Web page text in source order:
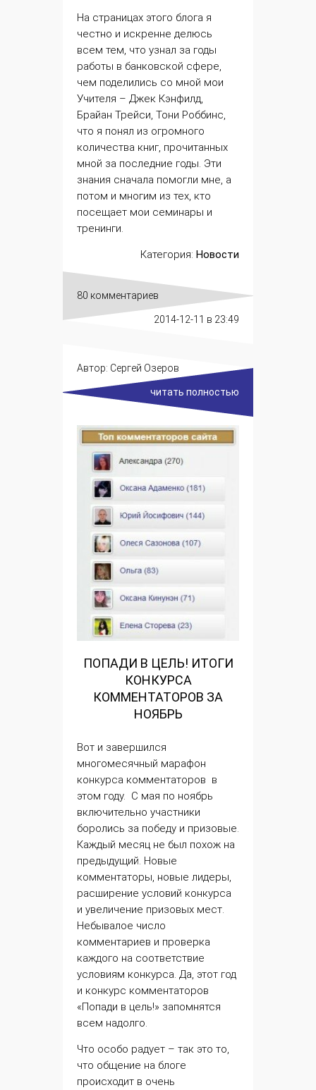
На страницах этого блога я
честно и искренне делюсь
всем тем, что узнал за годы
работы в банковской сфере,
чем поделились со мной мои
Учителя – Джек Кэнфилд,
Брайан Трейси, Тони Роббинс,
что я понял из огромного
количества книг, прочитанных
мной за последние годы. Эти
знания сначала помогли мне, а
потом и многим из тех, кто
посещает мои семинары и
тренинги.
Категория: Новости
80 комментариев
2014-12-11 в 23:49
Автор: Сергей Озеров
читать полностью
ПОПАДИ В ЦЕЛЬ! ИТОГИ
КОНКУРСА
КОММЕНТАТОРОВ ЗА
НОЯБРЬ
Вот и завершился
многомесячный марафон
конкурса комментаторов в
этом году. С мая по ноябрь
включительно участники
боролись за победу и призовые.
Каждый месяц не был похож на
предыдущий. Новые
комментаторы, новые лидеры,
расширение условий конкурса
и увеличение призовых мест.
Небывалое число
комментариев и проверка
каждого на соответствие
условиям конкурса. Да, этот год
и конкурс комментаторов
«Попади в цель!» запомнятся
всем надолго.
Что особо радует – так это то,
что общение на блоге
происходит в очень